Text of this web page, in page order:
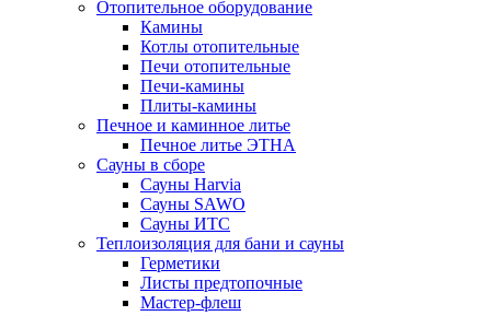
Отопительное оборудование
Камины
Котлы отопительные
Печи отопительные
Печи-камины
Плиты-камины
Печное и каминное литье
Печное литье ЭТНА
Сауны в сборе
Cауны Harvia
Сауны SAWO
Сауны ИТС
Теплоизоляция для бани и сауны
Герметики
Листы предтопочные
Мастер-флеш